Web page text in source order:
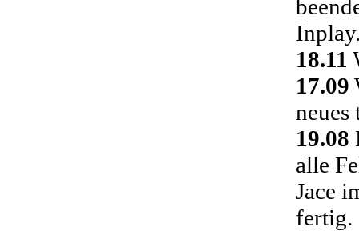
18.11
17.09
19.08
alle
Jace
fertig.